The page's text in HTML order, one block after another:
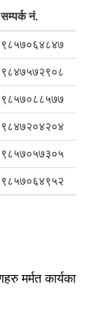
सम्पर्क नं.
९८५७०६४८४७
९८४७५७२९०८
९८५७०८८५७७
९८४७२०४२०४
९८५७०५७३०५
९८५७०६४९५२
मर्मत कार्यका